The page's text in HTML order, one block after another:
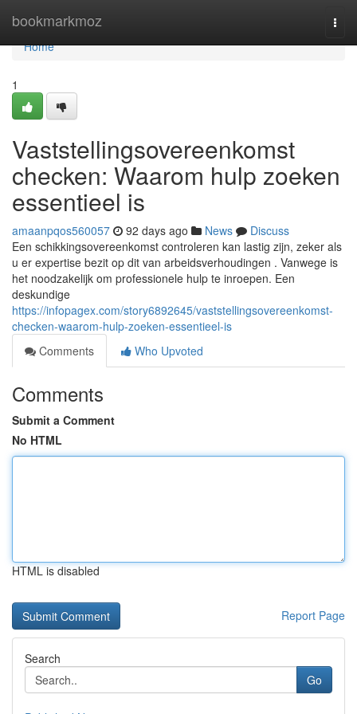
bookmarkmoz
Home
Home
1
Vaststellingsovereenkomst
checken: Waarom hulp zoeken
essentieel is
amaanpqos560057 92 days ago News
Discuss
Een schikkingsovereenkomst controleren kan lastig zijn, zeker als
u er expertise bezit op dit van arbeidsverhoudingen . Vanwege is
het noodzakelijk om professionele hulp te inroepen. Een
deskundige
https://infopagex.com/story6892645/vaststellingsovereenkomst-
checken-waarom-hulp-zoeken-essentieel-is
Comments
Who Upvoted
Comments
Submit a Comment
No HTML
HTML is disabled
Report Page
Search
Go